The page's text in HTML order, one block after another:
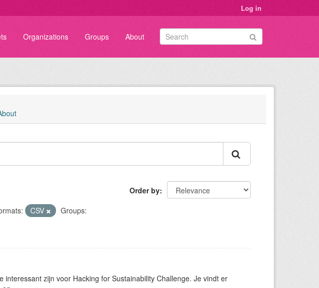
Log in
Organizations Groups About
Order by
CSV
Groups:
interessant zijn voor Hacking for Sustainability Challenge. Je vindt er